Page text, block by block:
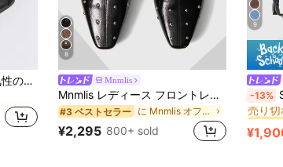
2025年秋 レディース 通気性のあるドット柄スナッフル装飾ポインテッドトゥフラットシューズ、ファッショナブルなアウトドアメッシュローファーフラットシューズ
メッシュ 女性用フラット
8
Mnmlis
Mnmlis レディース フロントレースアップ フラット カジュアルシューズ
#3 ベストセラー に Mnmlis オフィスシューズ これが私の人生です。
¥2,295 800+ sold
9
-13%
#1 ベス
売り
#1 ベス
売り切
#1 ベス
売り切
#1 ベス